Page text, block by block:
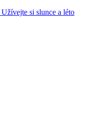
Užívejte si slunce a léto